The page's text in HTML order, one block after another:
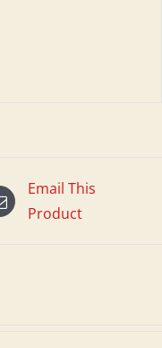
Email This
Product